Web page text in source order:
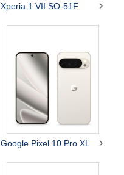
Xperia 1 VII SO-51F 
Google Pixel 10 Pro XL 